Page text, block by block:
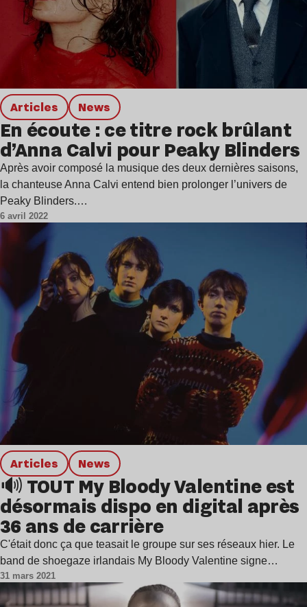
Articles news
En écoute : ce titre rock brûlant
d’Anna Calvi pour Peaky Blinders
Après avoir composé la musique des deux dernières saisons,
la chanteuse Anna Calvi entend bien prolonger l’univers de
Peaky Blinders.…
6 avril 2022
Articles news
🔊 TOUT My Bloody Valentine est
désormais dispo en digital après
36 ans de carrière
C'était donc ça que teasait le groupe sur ses réseaux hier. Le
band de shoegaze irlandais My Bloody Valentine signe…
31 mars 2021